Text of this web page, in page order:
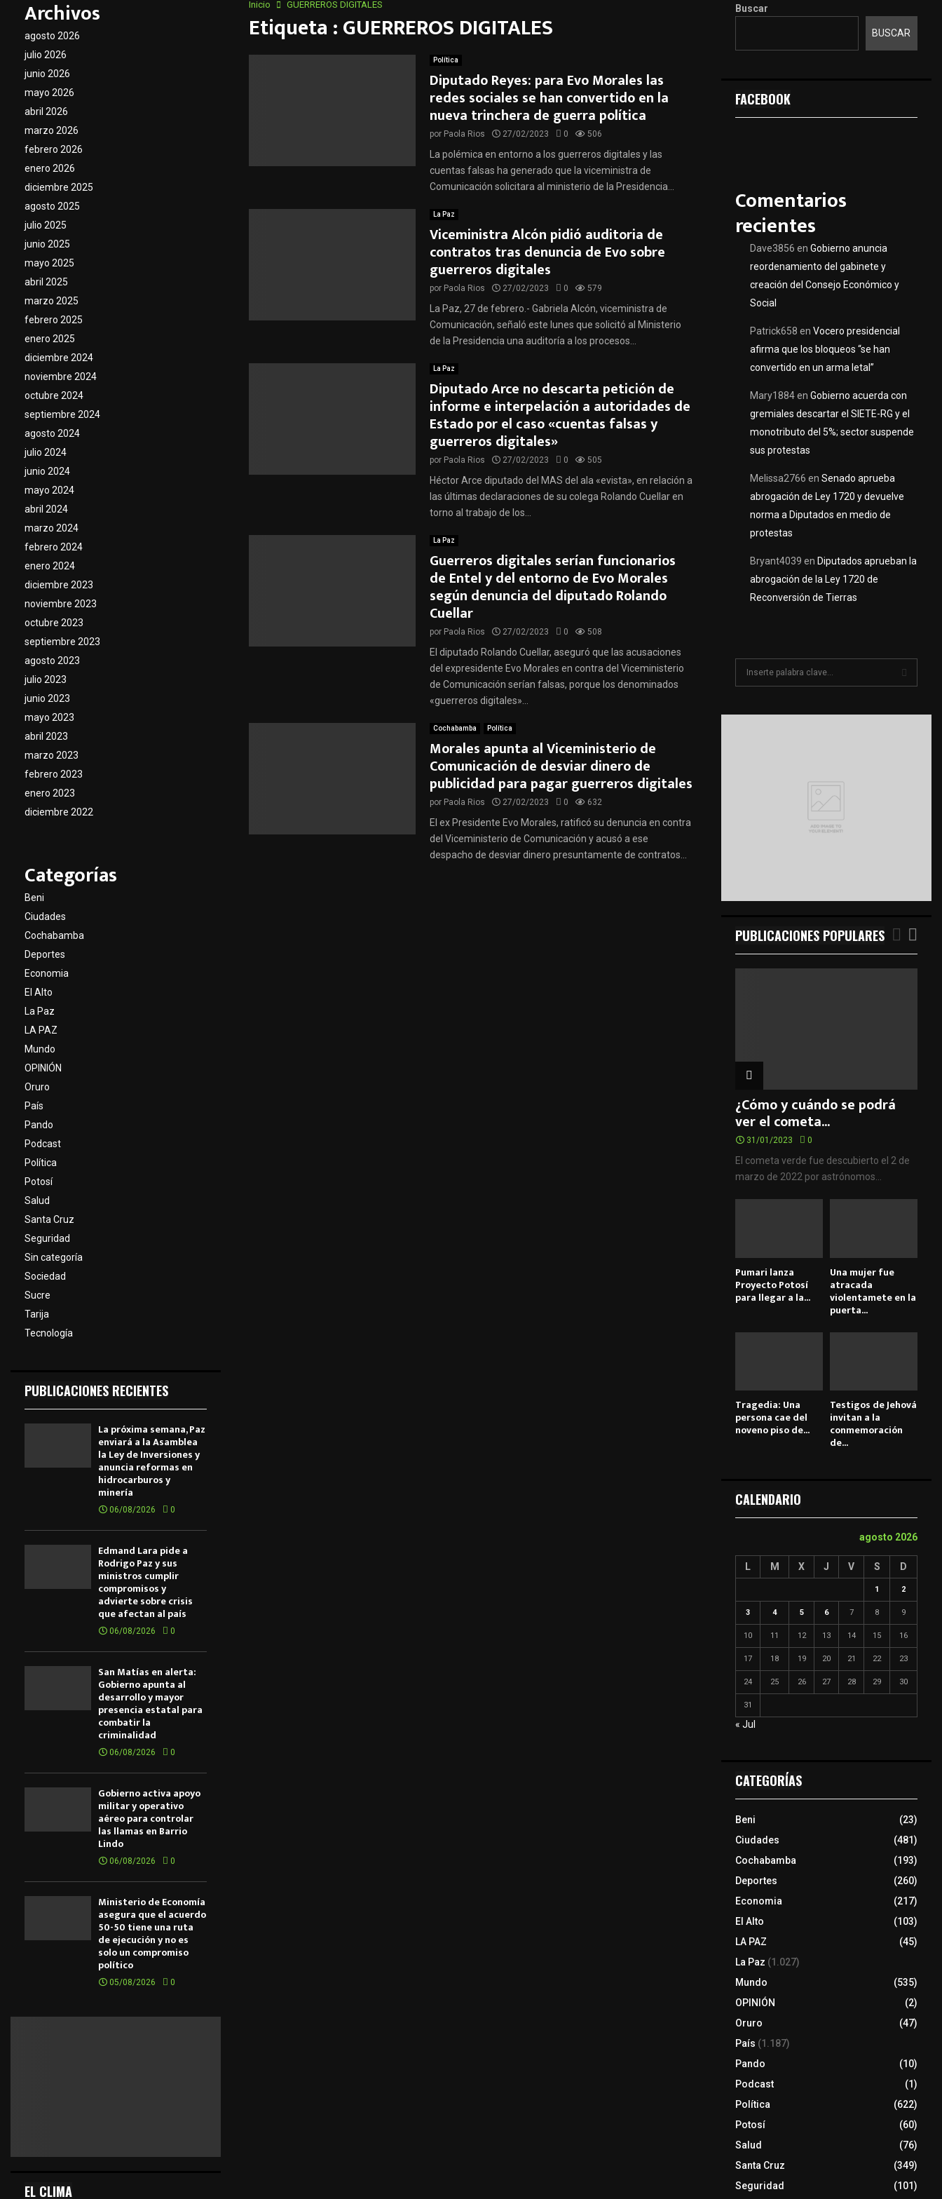
Inicio GUERREROS DIGITALES
Etiqueta : GUERREROS DIGITALES
Política
Diputado Reyes: para Evo Morales las
redes sociales se han convertido en la
nueva trinchera de guerra política
por Paola Rios 27/02/2023 0 506
La polémica en entorno a los guerreros digitales y las
cuentas falsas ha generado que la viceministra de
Comunicación solicitara al ministerio de la Presidencia...
La Paz
Viceministra Alcón pidió auditoria de
contratos tras denuncia de Evo sobre
guerreros digitales
por Paola Rios 27/02/2023 0 579
La Paz, 27 de febrero.- Gabriela Alcón, viceministra de
Comunicación, señaló este lunes que solicitó al Ministerio
de la Presidencia una auditoría a los procesos...
La Paz
Diputado Arce no descarta petición de
informe e interpelación a autoridades de
Estado por el caso «cuentas falsas y
guerreros digitales»
por Paola Rios 27/02/2023 0 505
Héctor Arce diputado del MAS del ala «evista», en relación a
las últimas declaraciones de su colega Rolando Cuellar en
torno al trabajo de los...
La Paz
Guerreros digitales serían funcionarios
de Entel y del entorno de Evo Morales
según denuncia del diputado Rolando
Cuellar
por Paola Rios 27/02/2023 0 508
El diputado Rolando Cuellar, aseguró que las acusaciones
del expresidente Evo Morales en contra del Viceministerio
de Comunicación serían falsas, porque los denominados
«guerreros digitales»...
Cochabamba Política
Morales apunta al Viceministerio de
Comunicación de desviar dinero de
publicidad para pagar guerreros digitales
por Paola Rios 27/02/2023 0 632
El ex Presidente Evo Morales, ratificó su denuncia en contra
del Viceministerio de Comunicación y acusó a ese
despacho de desviar dinero presuntamente de contratos...
Archivos
agosto 2026
julio 2026
junio 2026
mayo 2026
abril 2026
marzo 2026
febrero 2026
enero 2026
diciembre 2025
agosto 2025
julio 2025
junio 2025
mayo 2025
abril 2025
marzo 2025
febrero 2025
enero 2025
diciembre 2024
noviembre 2024
octubre 2024
septiembre 2024
agosto 2024
julio 2024
junio 2024
mayo 2024
abril 2024
marzo 2024
febrero 2024
enero 2024
diciembre 2023
noviembre 2023
octubre 2023
septiembre 2023
agosto 2023
julio 2023
junio 2023
mayo 2023
abril 2023
marzo 2023
febrero 2023
enero 2023
diciembre 2022
Categorías
Beni
Ciudades
Cochabamba
Deportes
Economia
El Alto
La Paz
LA PAZ
Mundo
OPINIÓN
Oruro
País
Pando
Podcast
Política
Potosí
Salud
Santa Cruz
Seguridad
Sin categoría
Sociedad
Sucre
Tarija
Tecnología
PUBLICACIONES RECIENTES
La próxima semana, Paz
enviará a la Asamblea
la Ley de Inversiones y
anuncia reformas en
hidrocarburos y
minería
06/08/2026 0
Edmand Lara pide a
Rodrigo Paz y sus
ministros cumplir
compromisos y
advierte sobre crisis
que afectan al país
06/08/2026 0
San Matías en alerta:
Gobierno apunta al
desarrollo y mayor
presencia estatal para
combatir la
criminalidad
06/08/2026 0
Gobierno activa apoyo
militar y operativo
aéreo para controlar
las llamas en Barrio
Lindo
06/08/2026 0
Ministerio de Economía
asegura que el acuerdo
50-50 tiene una ruta
de ejecución y no es
solo un compromiso
político
05/08/2026 0
EL CLIMA
Buscar
BUSCAR
FACEBOOK
Comentarios
recientes
Dave3856 en Gobierno anuncia
reordenamiento del gabinete y
creación del Consejo Económico y
Social
Patrick658 en Vocero presidencial
afirma que los bloqueos “se han
convertido en un arma letal”
Mary1884en Gobierno acuerda con
gremiales descartar el SIETE-RG y el
monotributo del 5%; sector suspende
sus protestas
Melissa2766 en Senado aprueba
abrogación de Ley 1720 y devuelve
norma a Diputados en medio de
protestas
Bryant4039 en Diputados aprueban la
abrogación de la Ley 1720 de
Reconversión de Tierras
PUBLICACIONES POPULARES
¿Cómo y cuándo se podrá
ver el cometa...
31/01/2023 0
El cometa verde fue descubierto el 2 de
marzo de 2022 por astrónomos...
Pumari lanza
Proyecto Potosí
para llegar a la...
Una mujer fue
atracada
violentamete en la
puerta...
Tragedia: Una
persona cae del
noveno piso de...
Testigos de Jehová
invitan a la
conmemoración
de...
CALENDARIO
agosto 2026
L M X J V S D
1 2
3 4 5 6 7 8 9
10 11 12 13 14 15 16
17 18 19 20 21 22 23
24 25 26 27 28 29 30
31
« Jul
CATEGORÍAS
Beni
(23)
Ciudades
(481)
Cochabamba
(193)
Deportes
(260)
Economia
(217)
El Alto
(103)
LA PAZ
(45)
La Paz (1.027)
Mundo
(535)
OPINIÓN
(2)
Oruro
(47)
País (1.187)
Pando
(10)
Podcast
(1)
Política
(622)
Potosí
(60)
Salud
(76)
Santa Cruz
(349)
Seguridad
(101)